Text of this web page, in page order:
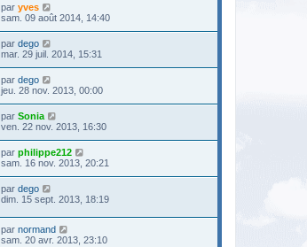
par yves
sam. 09 août 2014, 14:40
par dego
mar. 29 juil. 2014, 15:31
par dego
jeu. 28 nov. 2013, 00:00
par Sonia
ven. 22 nov. 2013, 16:30
par philippe212
sam. 16 nov. 2013, 20:21
par dego
dim. 15 sept. 2013, 18:19
par normand
sam. 20 avr. 2013, 23:10